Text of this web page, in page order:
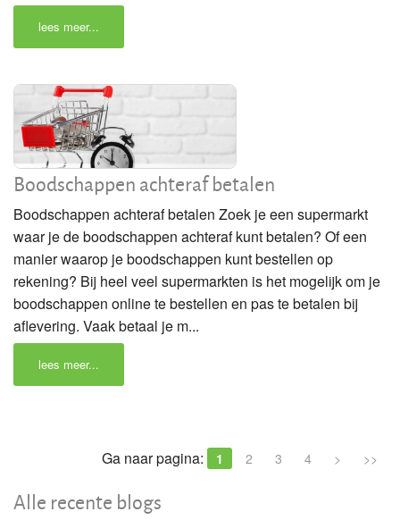
lees meer...
Boodschappen achteraf betalen
Boodschappen achteraf betalen Zoek je een supermarkt
waar je de boodschappen achteraf kunt betalen? Of een
manier waarop je boodschappen kunt bestellen op
rekening? Bij heel veel supermarkten is het mogelijk om je
boodschappen online te bestellen en pas te betalen bij
aflevering. Vaak betaal je m...
lees meer...
1 2 3 4 > >>
Ga naar pagina:
Alle recente blogs